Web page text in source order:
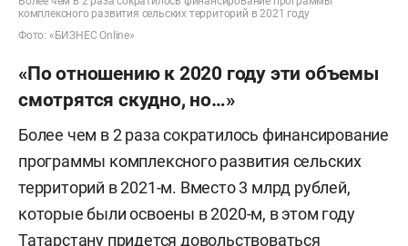
комплексного развития сельских территорий в 2021 году
Фото: «БИЗНЕС Online»
«По отношению к 2020 году эти объемы
смотрятся скудно, но…»
Более чем в 2 раза сократилось финансирование
программы комплексного развития сельских
территорий в 2021-м. Вместо 3 млрд рублей,
которые были освоены в 2020-м, в этом году
Татарстану придется довольствоваться